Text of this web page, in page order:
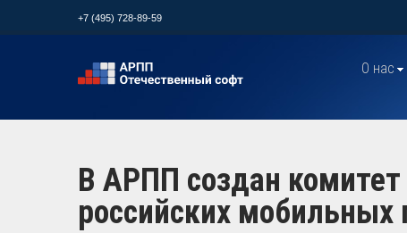
+7 (495) 728-89-59
О нас
В АРПП создан
российских мобильных